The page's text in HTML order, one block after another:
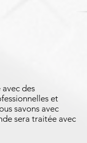
des
et
savons avec
sera traitée avec